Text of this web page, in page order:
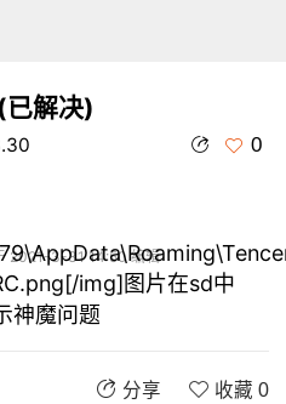
解决)
0
2021-3-31 14:50 编辑
img]图片在sd中
神魔问题
分享 收藏 0